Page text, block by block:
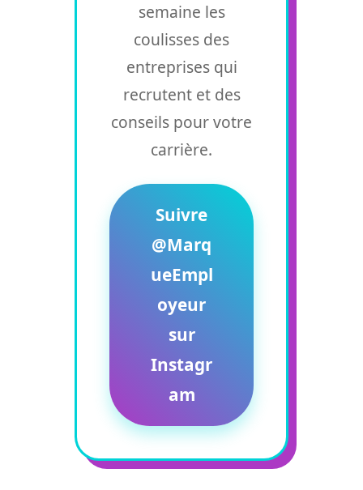
semaine les
coulisses des
entreprises qui
recrutent et des
conseils pour votre
carrière.
Suivre
@Marq
ueEmpl
oyeur
sur
Instagr
am